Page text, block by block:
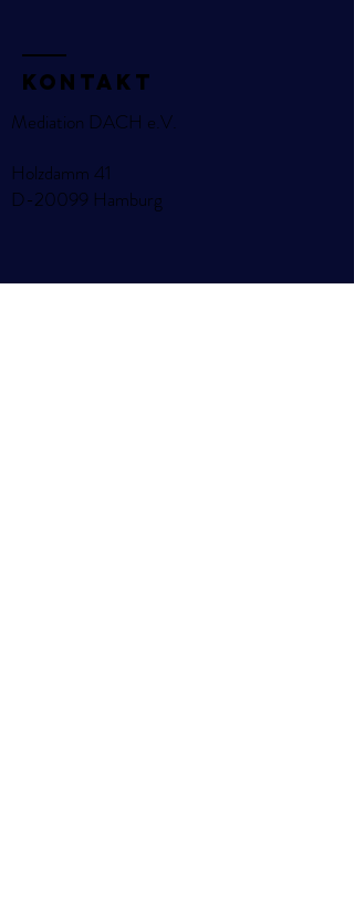
KOntakt
Mediation DACH e.V.
Holzdamm 41
D-20099 Hamburg